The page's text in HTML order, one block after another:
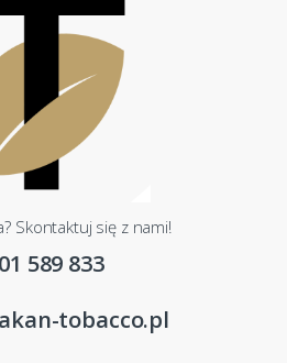
Skontaktuj się z nami!
589 833
tobacco.pl